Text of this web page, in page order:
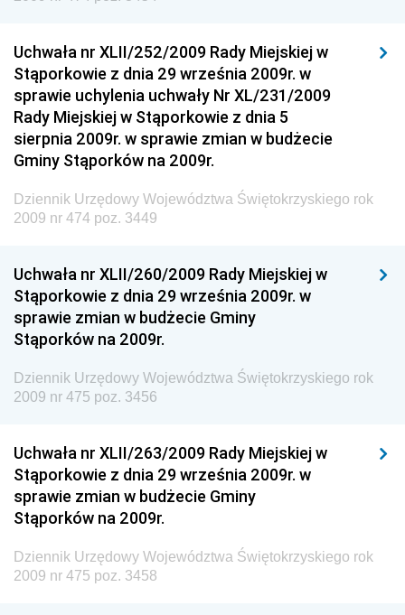
Drogowego
Dziennik Urzędowy Narodowego Banku Polskiego
Dziennik Urzędowy Komendy Głównej Policji
Dziennik Urzędowy Ministra Pracy i Polityki
Społecznej
Dziennik Urzędowy Ministra Transportu, Budownictwa
i Gospodarki Morskiej
Dziennik Urzędowy Ministra Spraw Zagranicznych
Dziennik Urzędowy Centralnego Biura
Antykorupcyjnego
Wewnętrznego
Dziennik Urzędowy Urzędu Patentowego
Dziennik Urzędowy Generalnej Dyrekcji Dróg
Krajowych i Autostrad
Dziennik Urzędowy Ministra Środowiska
Dziennik Urzędowy Ministra Edukacji
Uchwała nr XLII/252/2009 Rady Miejskiej w
Stąporkowie z dnia 29 września 2009r. w
sprawie uchylenia uchwały Nr XL/231/2009
Rady Miejskiej w Stąporkowie z dnia 5
sierpnia 2009r. w sprawie zmian w budżecie
Gminy Stąporków na 2009r.
Dziennik Urzędowy Województwa Świętokrzyskiego rok
2009 nr 474 poz. 3449
Uchwała nr XLII/260/2009 Rady Miejskiej w
Stąporkowie z dnia 29 września 2009r. w
sprawie zmian w budżecie Gminy
Stąporków na 2009r.
Dziennik Urzędowy Województwa Świętokrzyskiego rok
2009 nr 475 poz. 3456
Uchwała nr XLII/263/2009 Rady Miejskiej w
Stąporkowie z dnia 29 września 2009r. w
sprawie zmian w budżecie Gminy
Stąporków na 2009r.
Dziennik Urzędowy Województwa Świętokrzyskiego rok
2009 nr 475 poz. 3458